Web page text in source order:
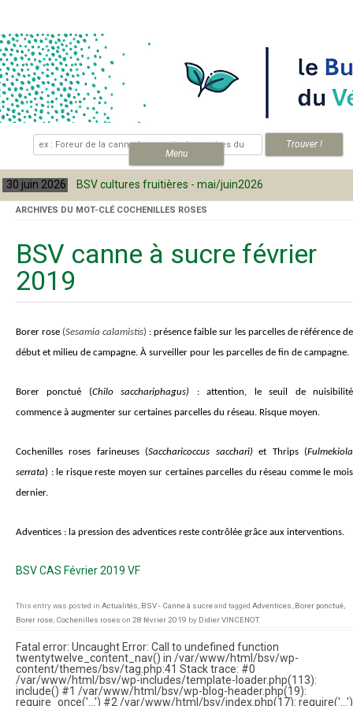
Menu
.
30 juin 2026 BSV cultures fruitières - mai/juin2026
ARCHIVES DU MOT-CLÉ COCHENILLES ROSES
BSV canne à sucre février
2019
Borer rose (Sesamia calamistis) : présence faible sur les parcelles de référence de
début et milieu de campagne. À surveiller pour les parcelles de fin de campagne.
Borer ponctué (Chilo sacchariphagus) :attention, le seuil de nuisibilité
commence à augmenter sur certaines parcelles du réseau. Risque moyen.
Cochenilles roses farineuses (Saccharicoccus sacchari)et Thrips (Fulmekiola
serrata) : le risque reste moyen sur certaines parcelles du réseau comme le mois
dernier.
Adventices : la pression des adventices reste contrôlée grâce aux interventions.
BSV CAS Février 2019 VF
This entry was posted in Actualités BSV - Canne à sucreand tagged Adventices Borer ponctué
Borer rose Cochenilles roses on 28 février 2019 by Didier VINCENOT.
Fatal error: Uncaught Error: Call to undefined function
twentytwelve_content_nav() in /var/www/html/bsv/wp-
content/themes/bsv/tag.php:41 Stack trace: #0
/var/www/html/bsv/wp-includes/template-loader.php(113):
include() #1 /var/www/html/bsv/wp-blog-header.php(19):
require_once('...') #2 /var/www/html/bsv/index.php(17): require('...')